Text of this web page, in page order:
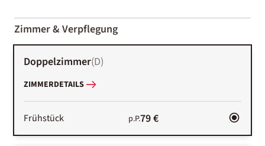
01-02
Zimmer & Verpflegung
Doppelzimmer(D)
ZIMMERDETAILS
Frühstück p.P.79 €